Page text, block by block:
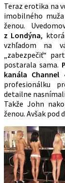
Teraz erotika na
imobilného
ženou.
z Londýna, ktorá
vzhľadom na
„zabezpečiť“
postarala sama.
kanála Channel
profesionálku
detailne
Takže John
ženou. Avšak pod